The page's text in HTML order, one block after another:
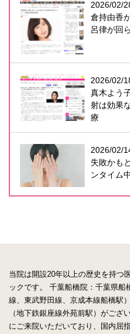
2026/02/
倉持由香
呂律が回
2026/02/
真木よう
射は効果
療
2026/02/
失敗かも
ンタイム
当院は開設20年以上の歴史を持つ
ックです。
千葉船橋院：千葉県船
線、東武野田線、京成本線船橋駅
（地下鉄銀座線外苑前駅）がござい
にご来院いただいており、国内屈